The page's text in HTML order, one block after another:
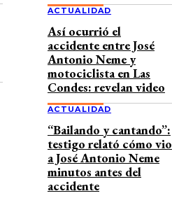
ACTUALIDAD
Así ocurrió el
accidente entre José
Antonio Neme y
motociclista en Las
Condes: revelan video
ACTUALIDAD
“Bailando y cantando”:
testigo relató cómo vio
a José Antonio Neme
minutos antes del
accidente